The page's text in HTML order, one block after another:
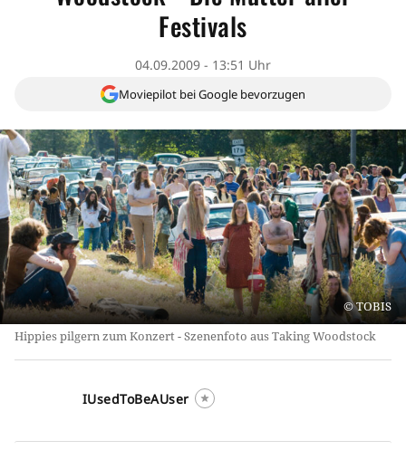
Festivals
04.09.2009 - 13:51 Uhr
Moviepilot bei Google bevorzugen
TOBIS
Hippies pilgern zum Konzert - Szenenfoto aus Taking Woodstock
IUsedToBeAUser